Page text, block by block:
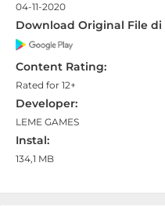
&
Referensi
Business
Comics
Communication
04-11-2020
Download Original File di
Content Rating:
Rated for 12+
Developer:
LEME GAMES
Instal:
134,1 MB